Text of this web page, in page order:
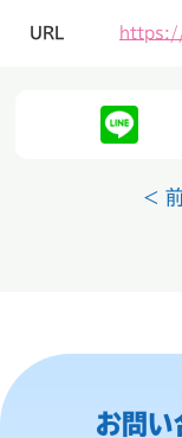
URL
<
お問い